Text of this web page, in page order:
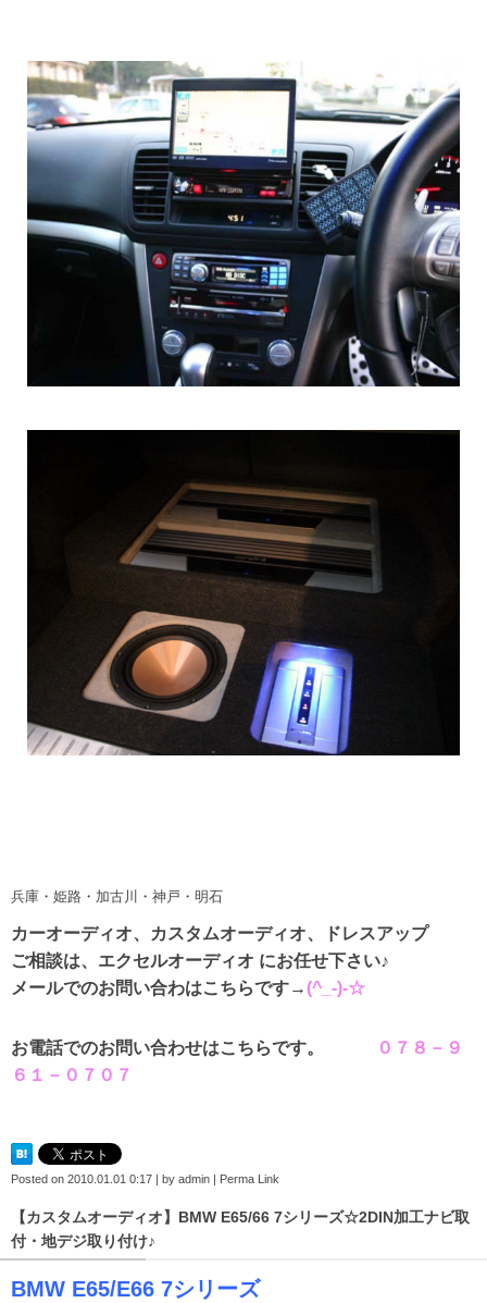
兵庫・姫路・加古川・神戸・明石
カーオーディオ、カスタムオーディオ、ドレスアップ
ご相談は、エクセルオーディオ にお任せ下さい♪
メールでのお問い合わはこちらです→(^_-)-☆
お電話でのお問い合わせはこちらです。
０７８－９
６１－０７０７
Posted on 2010.01.01 0:17 by admin Perma Link
【カスタムオーディオ】BMW E65/66 7シリーズ☆2DIN加工ナビ取
付・地デジ取り付け♪
BMW E65/E66 7シリーズ